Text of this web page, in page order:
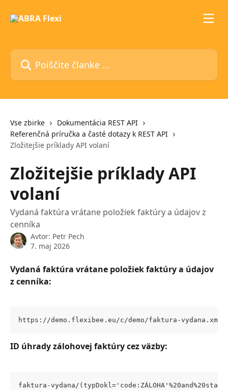
Poiščite članke ...
Vse zbirke
Dokumentácia REST API
Referenčná príručka a časté dotazy k REST API
Zložitejšie príklady API volaní
Zložitejšie príklady API
volaní
Vydaná faktúra vrátane položiek faktúry a údajov z
cenníka
Avtor: Petr Pech
7. maj 2026
Vydaná faktúra vrátane položiek faktúry a údajov
z cenníka:
https://demo.flexibee.eu/c/demo/faktura-
ID úhrady zálohovej faktúry cez väzby:
faktura-vydana/